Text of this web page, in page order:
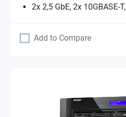
2x 2,5 GbE, 2x 10GBASE-
Add to Compare